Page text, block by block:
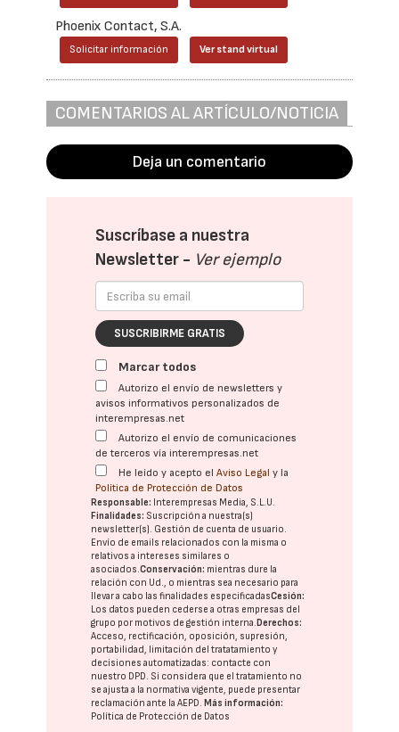
Phoenix Contact, S.A.
Solicitar información Ver stand virtual
COMENTARIOS AL ARTÍCULO/NOTICIA
Deja un comentario
Suscríbase a nuestra
Newsletter - Ver ejemplo
SUSCRIBIRME GRATIS
Marcar todos
Autorizo el envío de newsletters y
avisos informativos personalizados de
interempresas.net
Autorizo el envío de comunicaciones
de terceros vía interempresas.net
He leído y acepto elAviso Legal y la
Política de Protección de Datos
Responsable: Interempresas Media, S.L.U.
Finalidades: Suscripción a nuestra(s)
newsletter(s). Gestión de cuenta de usuario.
Envío de emails relacionados con la misma o
relativos a intereses similares o
asociados.Conservación: mientras dure la
relación con Ud., o mientras sea necesario para
llevar a cabo las finalidades especificadasCesión:
Los datos pueden cederse a otras empresas del
grupo por motivos de gestión interna. Derechos:
Acceso, rectificación, oposición, supresión,
portabilidad, limitación del tratatamiento y
decisiones automatizadas: contacte con
nuestro DPD. Si considera que el tratamiento no
se ajusta a la normativa vigente, puede presentar
reclamación ante laAEPD. Más información:
Política de Protección de Datos